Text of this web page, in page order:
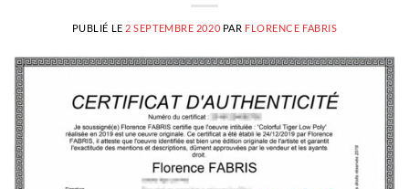
PUBLIÉ LE 2 SEPTEMBRE 2020 PAR FLORENCE FABRIS